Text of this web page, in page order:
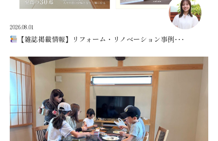
2026.08.01
【雑誌掲載情報】リフォーム・リノベーション事例･･･